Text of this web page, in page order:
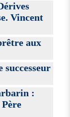
Vincent
aux
successeur
: